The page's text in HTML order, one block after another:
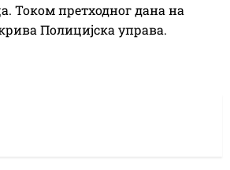
Током претходног дана на
Полицијска управа.